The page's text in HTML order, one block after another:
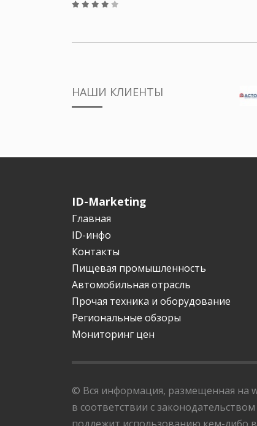
НАШИ КЛИЕНТЫ
ID-Marketing
Главная
ID-инфо
Контакты
Пищевая промышленность
Автомобильная отрасль
Прочая техника и оборудование
Региональные обзоры
Мониторинг цен
© Вся информация, размещенная на
в соответствии с